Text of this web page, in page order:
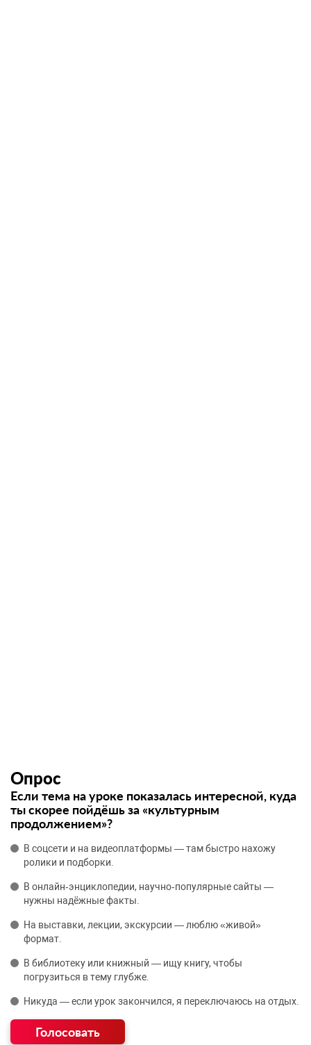
Опрос
Если тема на уроке показалась интересной, куда
ты скорее пойдёшь за «культурным
продолжением»?
В соцсети и на видеоплатформы — там быстро нахожу
ролики и подборки.
В онлайн‑энциклопедии, научно‑популярные сайты —
нужны надёжные факты.
На выставки, лекции, экскурсии — люблю «живой»
формат.
В библиотеку или книжный — ищу книгу, чтобы
погрузиться в тему глубже.
Никуда — если урок закончился, я переключаюсь на отдых.